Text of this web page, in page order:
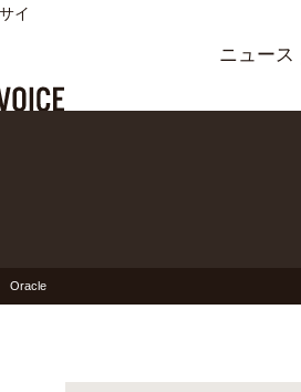
イ
ニュース
Oracle